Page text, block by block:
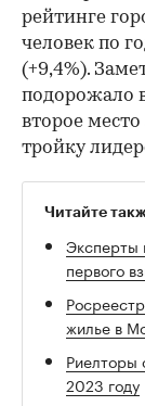
рейтинге
человек по
(+9,4%).
подорожало
второе
тройку
Читайте
Эксперты
первого
жилье в
Риелторы
2023 году